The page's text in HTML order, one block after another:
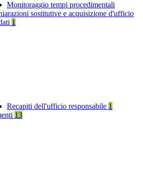
Monitoraggio tempi procedimentali
sostitutive e acquisizione d'ufficio
1
Recapiti dell'ufficio responsabile 1
13